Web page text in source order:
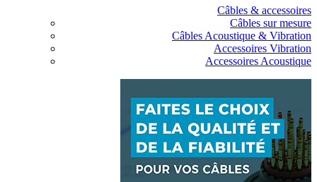
Câbles & accessoires
Câbles sur mesure
Câbles Acoustique & Vibration
Accessoires Vibration
Accessoires Acoustique